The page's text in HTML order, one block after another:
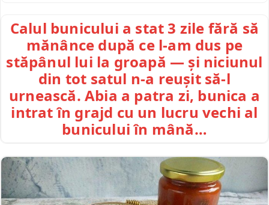
Calul bunicului a stat 3 zile fără să
mănânce după ce l-am dus pe
stăpânul lui la groapă — și niciunul
din tot satul n-a reușit să-l
urnească. Abia a patra zi, bunica a
intrat în grajd cu un lucru vechi al
bunicului în mână…